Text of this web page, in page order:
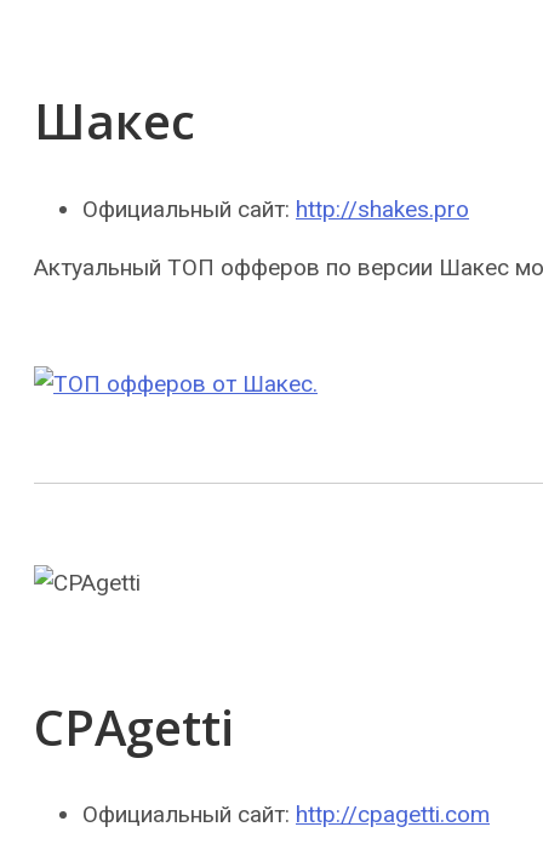
Шакес
Официальный сайт: http://shakes.pro
Актуальный ТОП офферов по версии Шакес
CPAgetti
Официальный сайт: http://cpagetti.com